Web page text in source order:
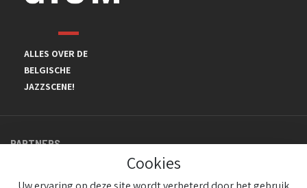
ALLES OVER DE
BELGISCHE
JAZZSCENE!
PARTNERS
Cookies